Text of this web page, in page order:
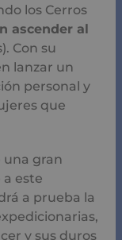
los Cerros
ascender al
Con su
lanzar un
personal y
que
una gran
este
a prueba la
y sus duros